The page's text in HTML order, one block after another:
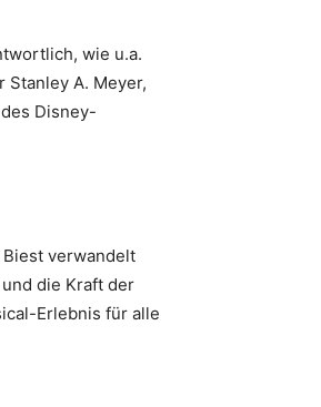
wie u.a.
Stanley A. Meyer,
Disney-
verwandelt
die Kraft der
Erlebnis für alle